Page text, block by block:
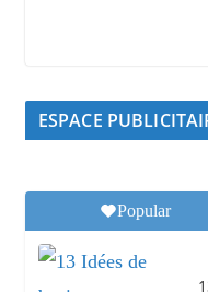
ESPACE
Popular